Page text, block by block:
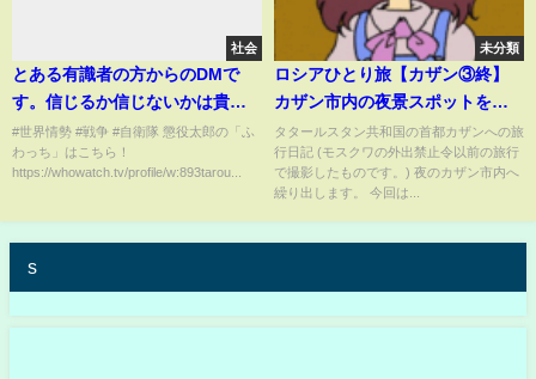
社会
とある有識者の方からのDMで
す。信じるか信じないかは貴方
しだいです。
#世界情勢 #戦争 #自衛隊 懲役太郎の「ふ
わっち」はこちら！
https://whowatch.tv/profile/w:893tarou...
未分類
ロシアひとり旅【カザン③終】
カザン市内の夜景スポットをご
紹介
タタールスタン共和国の首都カザンへの旅
行日記 (モスクワの外出禁止令以前の旅行
で撮影したものです。) 夜のカザン市内へ
繰り出します。 今回は...
s